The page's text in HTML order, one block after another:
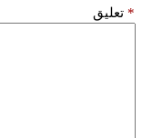
تعليق *